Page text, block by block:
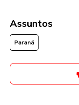
Assuntos
Paraná